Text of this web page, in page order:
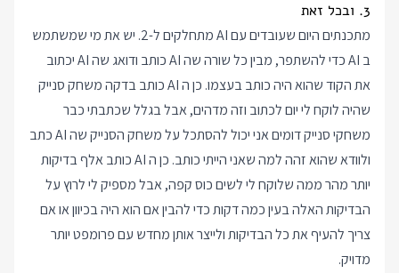
3. ובכל זאת
מתכנתים היום שעובדים עם AI מתחלקים ל-2. יש את מי שמשתמש
ב AI כדי להשתפר, מבין כל שורה שה AI כותב ודואג שה AI יכתוב
את הקוד שהוא היה כותב בעצמו. כן ה AI כותב בדקה משחק סנייק
שהיה לוקח לי יום לכתוב וזה מדהים, אבל בגלל שכתבתי כבר
משחקי סנייק דומים אני יכול להסתכל על משחק הסנייק שה AI כתב
ולוודא שהוא זהה למה שאני הייתי כותב. כן ה AI כותב אלף בדיקות
יותר מהר ממה שלוקח לי לשים כוס קפה, אבל מספיק לי לרוץ על
הבדיקות האלה בעין כמה דקות כדי להבין אם הוא היה בכיוון או אם
צריך להעיף את כל הבדיקות ולייצר אותן מחדש עם פרומפט יותר
מדויק.